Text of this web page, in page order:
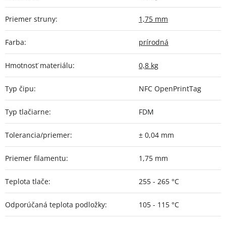
Priemer struny: 1,75 mm
Farba: prírodná
Hmotnosť materiálu: 0,8 kg
Typ čipu: NFC OpenPrintTag
Typ tlačiarne: FDM
Tolerancia/priemer: ± 0,04 mm
Priemer filamentu: 1,75 mm
Teplota tlače: 255 - 265 °C
Odporúčaná teplota podložky: 105 - 115 °C